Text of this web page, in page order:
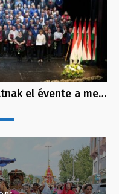
el évente a me…